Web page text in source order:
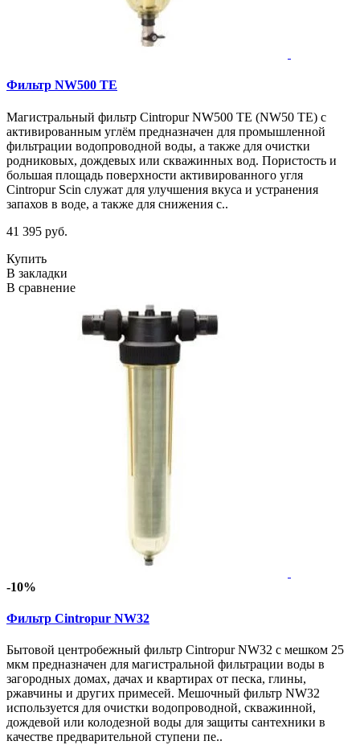
Фильтр NW500 TE
Магистральный фильтр Cintropur NW500 TE (NW50 TE) с
активированным углём предназначен для промышленной
фильтрации водопроводной воды, а также для очистки
родниковых, дождевых или скважинных вод. Пористость и
большая площадь поверхности активированного угля
Cintropur Scin служат для улучшения вкуса и устранения
запахов в воде, а также для снижения с..
41 395 руб.
Купить
В закладки
В сравнение
-10%
Фильтр Cintropur NW32
Бытовой центробежный фильтр Cintropur NW32 с мешком 25
мкм предназначен для магистральной фильтрации воды в
загородных домах, дачах и квартирах от песка, глины,
ржавчины и других примесей. Мешочный фильтр NW32
используется для очистки водопроводной, скважинной,
дождевой или колодезной воды для защиты сантехники в
качестве предварительной ступени пе..